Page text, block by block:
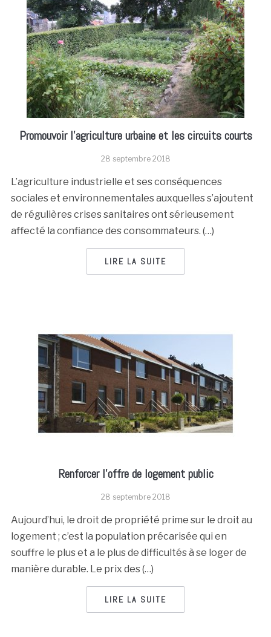
Promouvoir l’agriculture urbaine et les circuits courts
28 septembre 2018
L’agriculture industrielle et ses conséquences
sociales et environnementales auxquelles s’ajoutent
de régulières crises sanitaires ont sérieusement
affecté la confiance des consommateurs. (…)
LIRE LA SUITE
Renforcer l’offre de logement public
28 septembre 2018
Aujourd’hui, le droit de propriété prime sur le droit au
logement ; c’est la population précarisée qui en
souffre le plus et a le plus de difficultés à se loger de
manière durable. Le prix des (…)
LIRE LA SUITE